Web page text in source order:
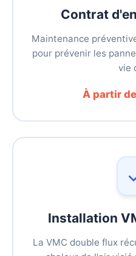
Contrat
Maintenance
pour prévenir les
vie
À partir
Installation
La VMC double flux